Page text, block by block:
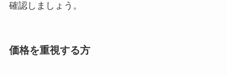
確認しましょう。
価格を重視する方